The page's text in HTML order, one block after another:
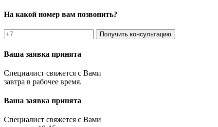
На какой номер вам позвонить?
Получить консультацию
Ваша заявка принята
Специалист свяжется с Вами
завтра в рабочее время.
Ваша заявка принята
Специалист свяжется с Вами